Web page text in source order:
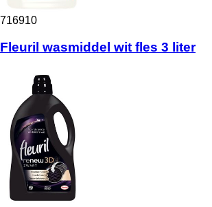
716910
Fleuril wasmiddel wit fles 3 liter